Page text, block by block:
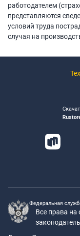
работодателем
представляются
условий труда
случая на
Федеральная
Все права